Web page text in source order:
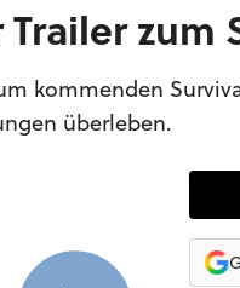
zum
kommenden
überleben.